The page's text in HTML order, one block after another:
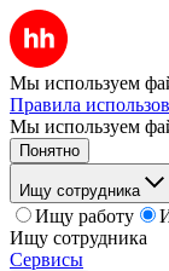
Мы используем
Правила
Мы используем
Понятно
Ищу сотрудника
Ищу работу
Ищу сотрудника
Сервисы